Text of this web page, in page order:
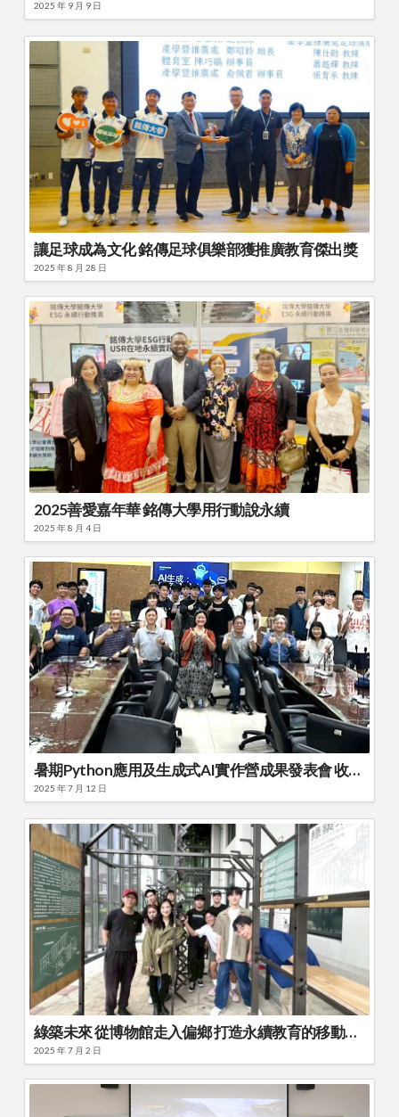
2025 年 9 月 9 日
讓足球成為文化 銘傳足球俱樂部獲推廣教育傑出獎
2025 年 8 月 28 日
2025善愛嘉年華 銘傳大學用行動說永續
2025 年 8 月 4 日
暑期Python應用及生成式AI實作營成果發表會 收穫滿滿
2025 年 7 月 12 日
綠築未來 從博物館走入偏鄉 打造永續教育的移動植物園
2025 年 7 月 2 日